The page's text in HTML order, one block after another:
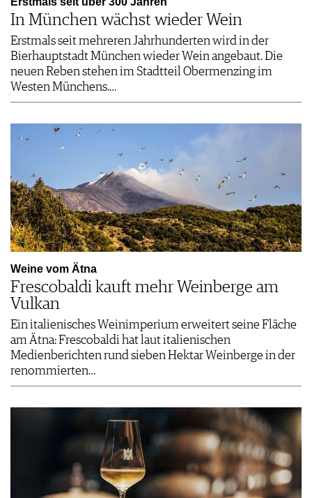
In München wächst wieder Wein
Erstmals seit mehreren Jahrhunderten wird in der
Bierhauptstadt München wieder Wein angebaut. Die
neuen Reben stehen im Stadtteil Obermenzing im
Westen Münchens.…
Weine vom Ätna
Frescobaldi kauft mehr Weinberge am
Vulkan
Ein italienisches Weinimperium erweitert seine Fläche
am Ätna: Frescobaldi hat laut italienischen
Medienberichten rund sieben Hektar Weinberge in der
renommierten…